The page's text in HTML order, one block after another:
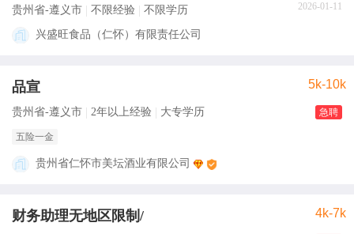
2026-01-11
贵州省-遵义市 不限经验 不限学历
兴盛旺食品（仁怀）有限责任公司
品宣 5k-10k
贵州省-遵义市 2年以上经验 大专学历 急聘
五险一金
贵州省仁怀市美坛酒业有限公司
财务助理无地区限制/ 4k-7k